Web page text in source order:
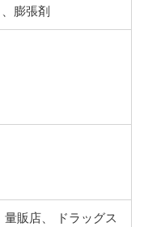
膨張剤
販店、 ドラッグス